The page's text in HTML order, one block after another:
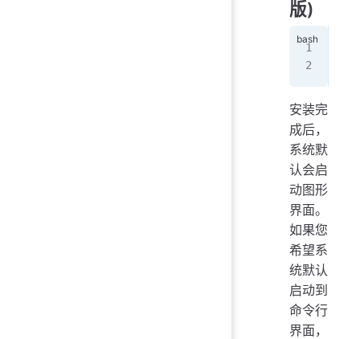
版)
安装完
成后，
系统默
认会启
动图形
界面。
如果您
希望系
统默认
启动到
命令行
界面，